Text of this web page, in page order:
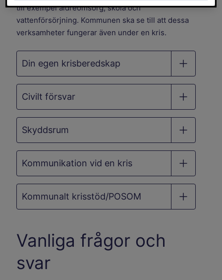
till exempel äldreomsorg, skola och
vattenförsörjning. Kommunen ska se till att dessa
verksamheter fungerar även under en kris.
Din egen krisberedskap
Civilt försvar
Skyddsrum
Kommunikation vid en kris
Kommunalt krisstöd/POSOM
Vanliga frågor och
svar